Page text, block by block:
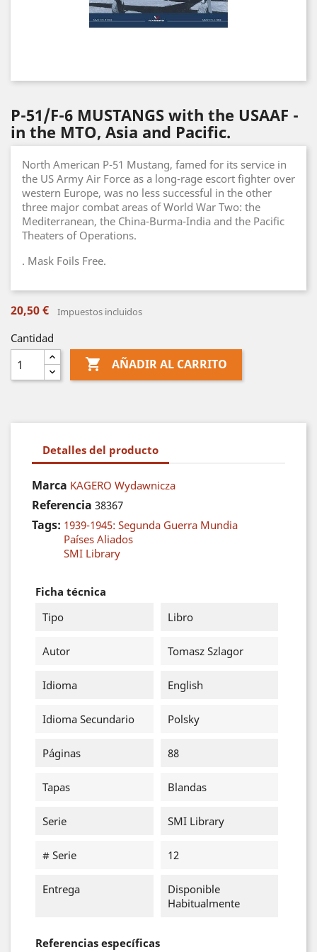
P-51/F-6 MUSTANGS with the USAAF -
in the MTO, Asia and Pacific.
North American P-51 Mustang, famed for its service in
the US Army Air Force as a long-rage escort fighter over
western Europe, was no less successful in the other
three major combat areas of World War Two: the
Mediterranean, the China-Burma-India and the Pacific
Theaters of Operations.
. Mask Foils Free.
20,50 € Impuestos incluidos
Cantidad
 AÑADIR AL CARRITO
Detalles del producto
Marca KAGERO Wydawnicza
Referencia 38367
Tags: 1939-1945: Segunda Guerra Mundia
Países Aliados
SMI Library
Ficha técnica
Tipo
Libro
Autor Tomasz Szlagor
Idioma English
Idioma Secundario Polsky
Páginas 88
Tapas Blandas
Serie SMI Library
# Serie 12
Entrega
Disponible
Habitualmente
Referencias específicas